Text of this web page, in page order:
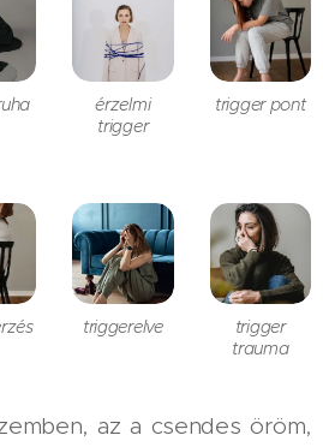
érzelmi
trigger
trigger pont
triggerelve
trigger
trauma
az a csendes öröm,